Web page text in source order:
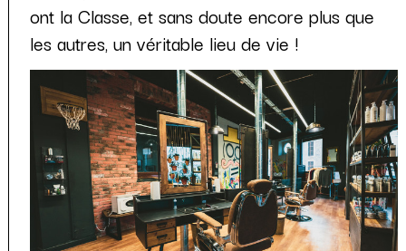
ont la Classe, et sans doute encore plus que
les autres, un véritable lieu de vie !